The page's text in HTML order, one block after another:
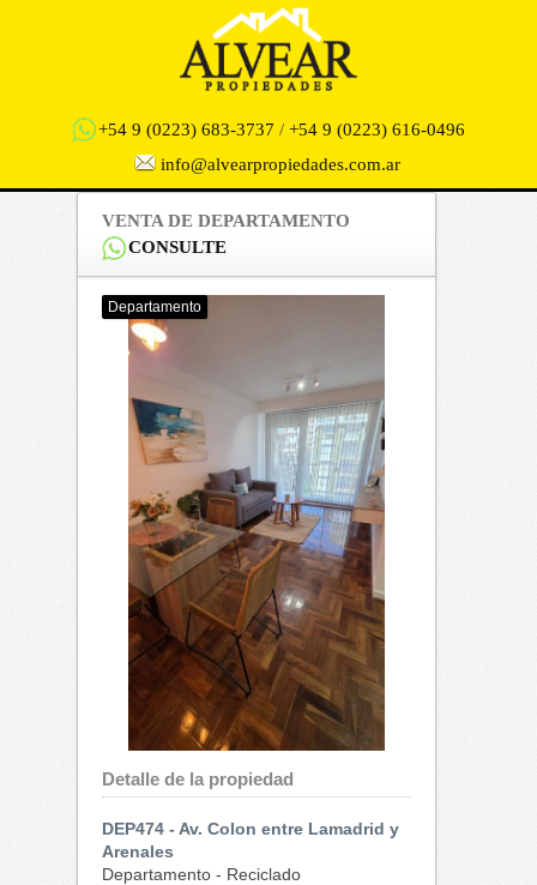
+54 9 (0223) 683-3737 / +54 9 (0223) 616-0496
info@alvearpropiedades.com.ar
VENTA DE DEPARTAMENTO
CONSULTE
Departamento
Detalle de la propiedad
DEP474 - Av. Colon entre Lamadrid y
Arenales
Departamento - Reciclado